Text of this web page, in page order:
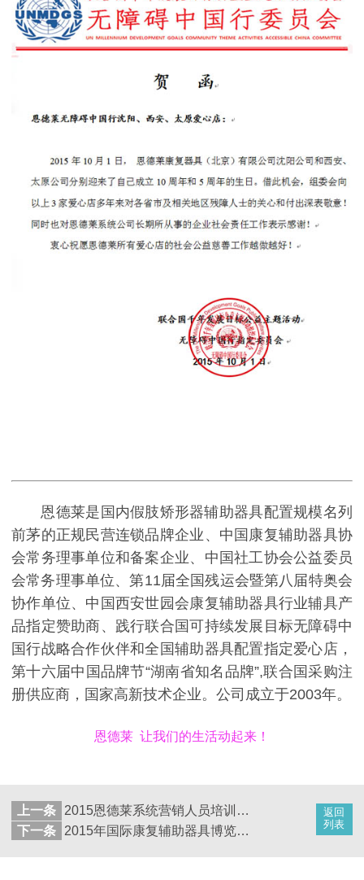
恩德莱是国内假肢矫形器辅助器具配置规模名列
前茅的正规民营连锁品牌企业、中国康复辅助器具协
会常务理事单位和备案企业、中国社工协会公益委员
会常务理事单位、第11届全国残运会暨第八届特奥会
协作单位、中国西安世园会康复辅助器具行业辅具产
品指定赞助商、践行联合国可持续发展目标无障碍中
国行战略合作伙伴和全国辅助器具配置指定爱心店，
第十六届中国品牌节“湖南省知名品牌”,联合国采购注
册供应商，国家高新技术企业。公司成立于2003年。
恩德莱 让我们的生活动起来！
返回
列表
上一条
2015恩德莱系统营销人员培训工作圆满结束
下一条
2015年国际康复辅助器具博览会在沪闭幕